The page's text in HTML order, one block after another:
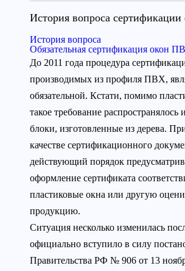
История вопроса сертификации
История вопроса
Обязательная сертификация окон
До 2011 года процедура
производимых из профиля ПВХ,
обязательной. Кстати, помимо
такое требование распространялось
блоки, изготовленные из дерева.
качестве сертификационного
действующий порядок
оформление сертификата
пластиковые окна или другую
продукцию.
Ситуация несколько изменилась
официально вступило в силу
Правительства РФ № 906 от 13